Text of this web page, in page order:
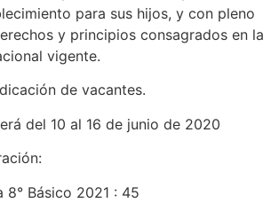
para sus hijos, y con pleno
y principios consagrados en la
vigente.
de vacantes.
del 10 al 16 de junio de 2020
8° Básico 2021 : 45